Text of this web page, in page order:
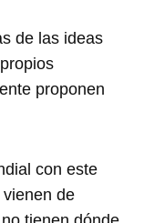
de las ideas
proponen
con este
de